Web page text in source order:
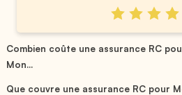
Combien coûte une assurance RC
Mon...
Que couvre une assurance RC pour